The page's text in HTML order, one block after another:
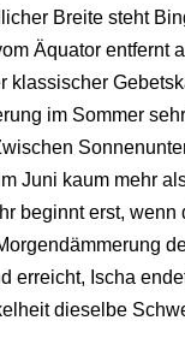
Breite steht
Äquator entfernt
klassischer
im Sommer
Juni kaum mehr
beginnt erst, wenn
erreicht, Ischa
dieselbe